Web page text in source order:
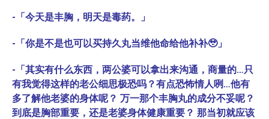
-「今天是丰胸，明天是毒药。」
-「你是不是也可以买持久丸当维他命给他补补🥹」
-「其实有什么东西，两公婆可以拿出来沟通，商量的…只
有我觉得这样的老公细思极恐吗？有点恐怖情人咧…他有
多了解他老婆的身体呢？ 万一那个丰胸丸的成分不妥呢？
到底是胸部重要，还是老婆身体健康重要？ 那当初就应该